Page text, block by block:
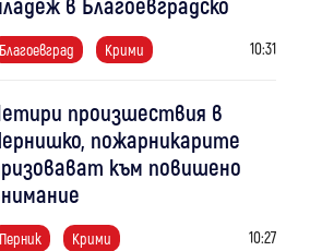
Благоевград Крими 10:31
произшествия в
пожарникарите
към повишено
Перник Крими 10:27